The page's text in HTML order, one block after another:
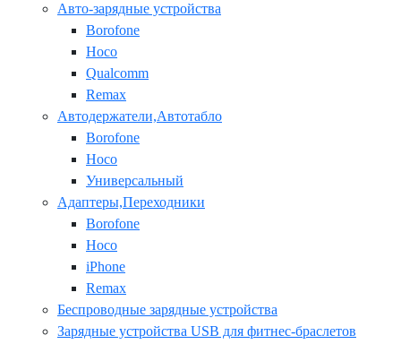
Авто-зарядные устройства
Borofone
Hoco
Qualcomm
Remax
Автодержатели,Автотабло
Borofone
Hoco
Универсальный
Адаптеры,Переходники
Borofone
Hoco
iPhone
Remax
Беспроводные зарядные устройства
Зарядные устройства USB для фитнес-браслетов